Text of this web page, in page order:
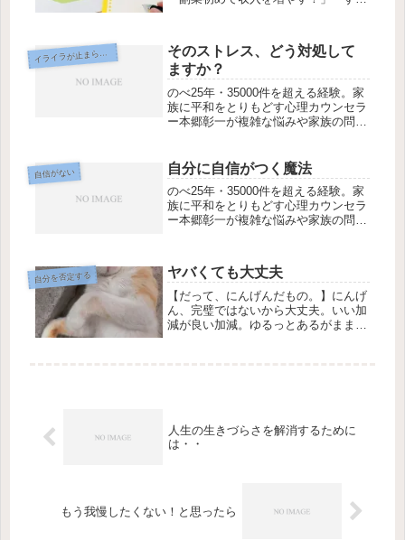
る！」・・・などなどわたしたちは、
何かの目標を掲げがんばっていること
が...
イ
ライラが止まらない
そのストレス、どう対処して
ますか？
のべ25年・35000件を超える経験。家
族に平和をとりもどす心理カウンセラ
ー本郷彰一が複雑な悩みや家族の問
ンzoom対応。
自信がない 自分に自信がつく魔法
のべ25年・35000件を超える経験。家
族に平和をとりもどす心理カウンセラ
ー本郷彰一が複雑な悩みや家族の問
ンzoom対応。
自分を否定する ヤバくても大丈夫
【だって、にんげんだもの。】にんげ
ん、完璧ではないから大丈夫。いい加
減が良い加減。ゆるっとあるがままの
人生の生きづらさを解消するために
は・・
もう我慢したくない！と思ったら